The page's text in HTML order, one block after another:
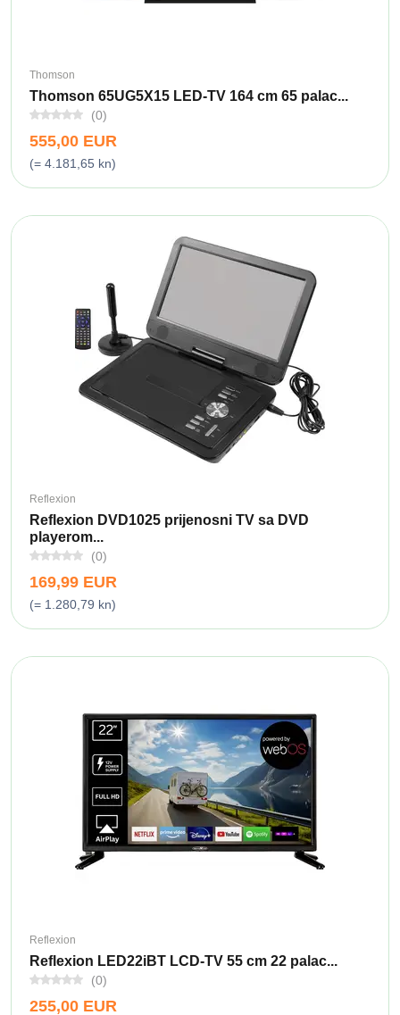
Thomson
Thomson 65UG5X15 LED-TV 164 cm 65 palac...
(0)
555,00 EUR
(= 4.181,65 kn)
Reflexion
Reflexion DVD1025 prijenosni TV sa DVD
playerom...
(0)
169,99 EUR
(= 1.280,79 kn)
Reflexion
Reflexion LED22iBT LCD-TV 55 cm 22 palac...
(0)
255,00 EUR